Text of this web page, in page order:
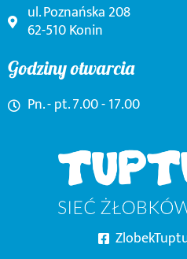
ul. Poznańska 208
62-510 Konin
Godziny otwarcia
Pn. - pt. 7.00 - 17.00